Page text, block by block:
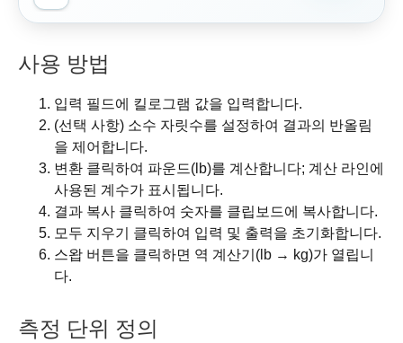
사용 방법
입력 필드에 킬로그램 값을 입력합니다.
(선택 사항) 소수 자릿수를 설정하여 결과의 반올림
을 제어합니다.
변환 클릭하여 파운드(lb)를 계산합니다; 계산 라인에
사용된 계수가 표시됩니다.
결과 복사 클릭하여 숫자를 클립보드에 복사합니다.
모두 지우기 클릭하여 입력 및 출력을 초기화합니다.
스왑 버튼을 클릭하면 역 계산기(lb → kg)가 열립니
다.
측정 단위 정의